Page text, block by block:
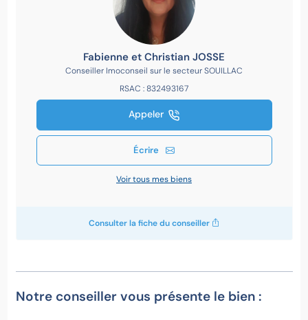
Fabienne et Christian JOSSE
Conseiller Imoconseil sur le secteur SOUILLAC
RSAC : 832493167
Appeler
Écrire
Voir tous mes biens
Consulter la fiche du conseiller
Notre conseiller vous présente le bien :